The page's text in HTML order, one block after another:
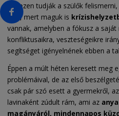
nehezen tudják a szülők
neki, mert maguk is
vannak, amelyben a fókusz a saját
konfliktusaikra, veszteségeikre
segítséget igényelnének ebben a
Éppen a múlt héten keresett meg
problémáival, de az első
csak pár szó esett a gyermekről,
lavinaként zúdult rám, ami az
magányáról, mindennapos